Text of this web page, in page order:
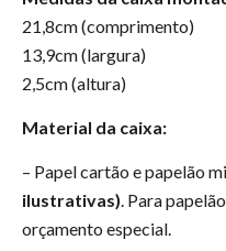
21,8cm (comprimento)
13,9cm (largura)
2,5cm (altura)
Material da caixa:
– Papel cartão e papelão
ilustrativas). Para
orçamento especial.